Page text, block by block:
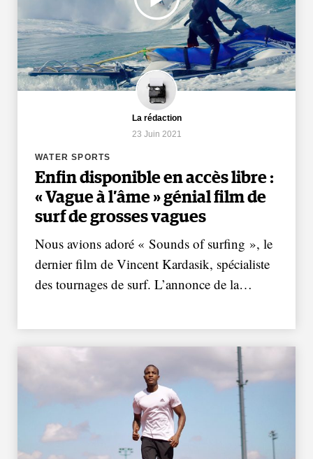
La rédaction
23 Juin 2021
WATER SPORTS
Enfin disponible en accès libre :
« Vague à l’âme » génial film de
surf de grosses vagues
Nous avions adoré « Sounds of surfing », le
dernier film de Vincent Kardasik, spécialiste
des tournages de surf. L’annonce de la…